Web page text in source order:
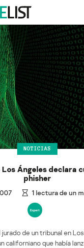
NOTICIAS
Ángeles declara
phisher
1 lectura de un
jurado de un tribunal en
californiano que había